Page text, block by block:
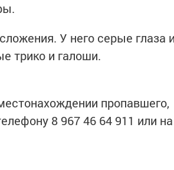
У него серые глаза
трико и галоши.
пропавшего,
8 967 46 64 911 или на